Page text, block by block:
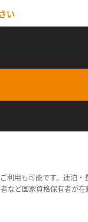
用も可能です。連泊・
ど国家資格保有者が